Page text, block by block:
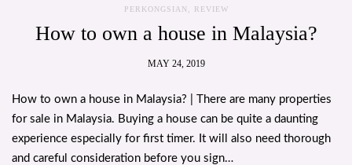
PERKONGSIAN REVIEW
How to own a house in Malaysia?
MAY 24, 2019
How to own a house in Malaysia? | There are many properties
for sale in Malaysia. Buying a house can be quite a daunting
experience especially for first timer. It will also need thorough
and careful consideration before you sign…